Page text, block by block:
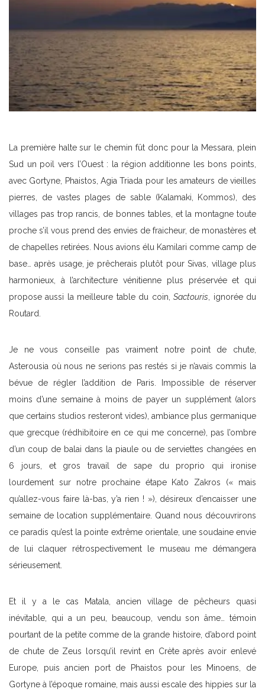
La première halte sur le chemin fût donc pour la Messara, plein
Sud un poil vers l’Ouest : la région additionne les bons points,
avec Gortyne, Phaistos, Agia Triada pour les amateurs de vieilles
pierres, de vastes plages de sable (Kalamaki, Kommos), des
villages pas trop rancis, de bonnes tables, et la montagne toute
proche s’il vous prend des envies de fraicheur, de monastères et
de chapelles retirées. Nous avions élu Kamilari comme camp de
base… après usage, je prêcherais plutôt pour Sivas, village plus
harmonieux, à l’architecture vénitienne plus préservée et qui
propose aussi la meilleure table du coin,Sactouris , ignorée du
Routard.
Je ne vous conseille pas vraiment notre point de chute,
Asterousia où nous ne serions pas restés si je n’avais commis la
bévue de régler l’addition de Paris. Impossible de réserver
moins d’une semaine à moins de payer un supplément (alors
que certains studios resteront vides), ambiance plus germanique
que grecque (rédhibitoire en ce qui me concerne), pas l’ombre
d’un coup de balai dans la piaule ou de serviettes changées en
6 jours, et gros travail de sape du proprio qui ironise
lourdement sur notre prochaine étape Kato Zakros (« mais
qu’allez-vous faire là-bas, y’a rien ! »), désireux d’encaisser une
semaine de location supplémentaire. Quand nous découvrirons
ce paradis qu’est la pointe extrême orientale, une soudaine envie
de lui claquer rétrospectivement le museau me démangera
sérieusement.
Et il y a le cas Matala, ancien village de pêcheurs quasi
inévitable, qui a un peu, beaucoup, vendu son âme… témoin
pourtant de la petite comme de la grande histoire, d’abord point
de chute de Zeus lorsqu’il revint en Crète après avoir enlevé
Europe, puis ancien port de Phaistos pour les Minoens, de
Gortyne à l’époque romaine, mais aussi escale des hippies sur la